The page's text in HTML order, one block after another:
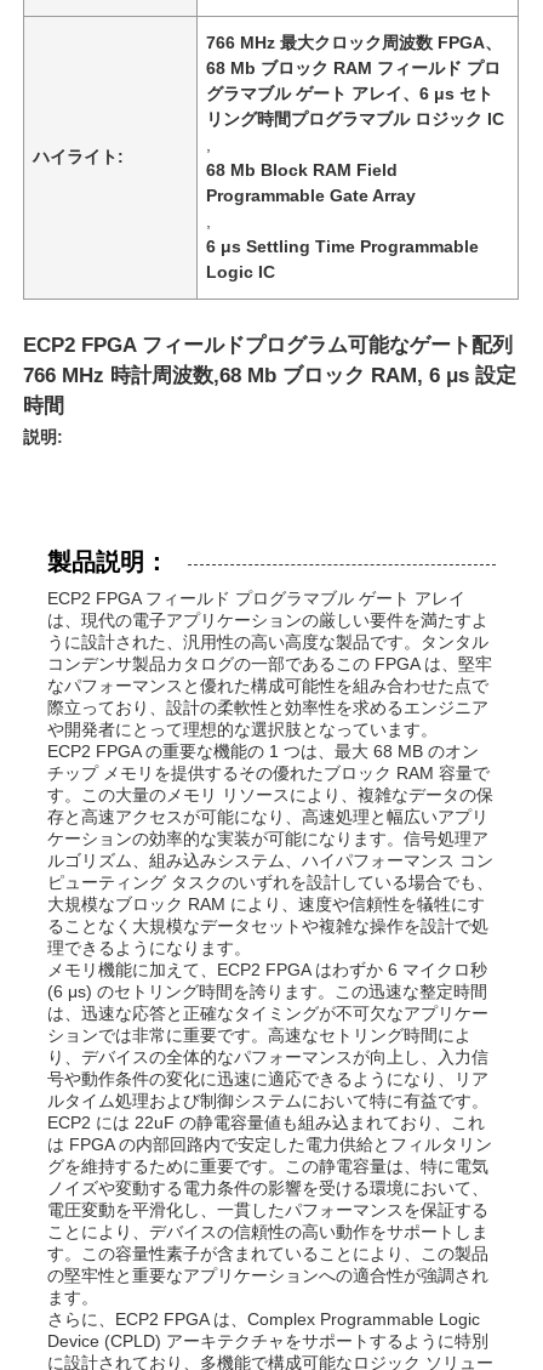
ホーム
製品
ビデオ
ハイライト:
766 MHz 最大クロック周波数 FPGA、
68 Mb ブロック RAM フィールド プロ
グラマブル ゲート アレイ、6 μs セト
リング時間プログラマブル ロジック IC
68 Mb Block RAM Field
Programmable Gate Array
6 μs Settling Time Programmable
Logic IC
ECP2 FPGA フィールドプログラム可能なゲート配列
766 MHz 時計周波数,68 Mb ブロック RAM, 6 μs 設定
時間
説明:
製品説明：
ECP2 FPGA フィールド プログラマブル ゲート アレイ
は、現代の電子アプリケーションの厳しい要件を満たすよ
うに設計された、汎用性の高い高度な製品です。タンタル
コンデンサ製品カタログの一部であるこの FPGA は、堅牢
なパフォーマンスと優れた構成可能性を組み合わせた点で
際立っており、設計の柔軟性と効率性を求めるエンジニア
や開発者にとって理想的な選択肢となっています。
ECP2 FPGA の重要な機能の 1 つは、最大 68 MB のオン
チップ メモリを提供するその優れたブロック RAM 容量で
す。この大量のメモリ リソースにより、複雑なデータの保
存と高速アクセスが可能になり、高速処理と幅広いアプリ
ケーションの効率的な実装が可能になります。信号処理ア
ルゴリズム、組み込みシステム、ハイパフォーマンス コン
ピューティング タスクのいずれを設計している場合でも、
大規模なブロック RAM により、速度や信頼性を犠牲にす
ることなく大規模なデータセットや複雑な操作を設計で処
理できるようになります。
メモリ機能に加えて、ECP2 FPGA はわずか 6 マイクロ秒
(6 μs) のセトリング時間を誇ります。この迅速な整定時間
は、迅速な応答と正確なタイミングが不可欠なアプリケー
ションでは非常に重要です。高速なセトリング時間によ
り、デバイスの全体的なパフォーマンスが向上し、入力信
号や動作条件の変化に迅速に適応できるようになり、リア
ルタイム処理および制御システムにおいて特に有益です。
ECP2 には 22uF の静電容量値も組み込まれており、これ
は FPGA の内部回路内で安定した電力供給とフィルタリン
グを維持するために重要です。この静電容量は、特に電気
ノイズや変動する電力条件の影響を受ける環境において、
電圧変動を平滑化し、一貫したパフォーマンスを保証する
ことにより、デバイスの信頼性の高い動作をサポートしま
す。この容量性素子が含まれていることにより、この製品
の堅牢性と重要なアプリケーションへの適合性が強調され
ます。
さらに、ECP2 FPGA は、Complex Programmable Logic
Device (CPLD) アーキテクチャをサポートするように特別
に設計されており、多機能で構成可能なロジック ソリュー